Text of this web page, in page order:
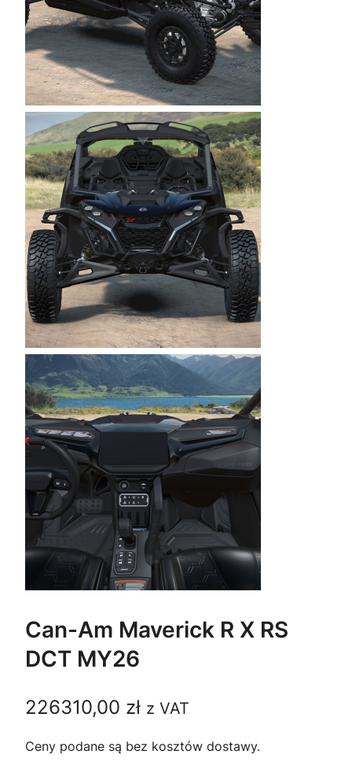
Can-Am Maverick R X RS
DCT MY26
226310,00 zł z VAT
Ceny podane są bez kosztów dostawy.